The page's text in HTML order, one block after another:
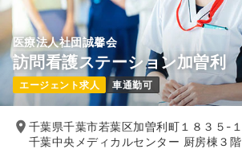
医療法人社団誠馨会
訪問看護ステーション加曽利
エージェント求人 車通勤可
千葉県千葉市若葉区加曽利町１８３５-１
千葉中央メディカルセンター 厨房棟３階